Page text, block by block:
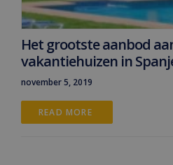
Het grootste aanbod
vakantiehuizen in
november 5, 2019
READ MORE